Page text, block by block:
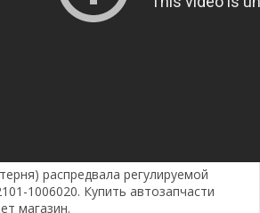
распредвала регулируемой
1006020. Купить автозапчасти
магазин.